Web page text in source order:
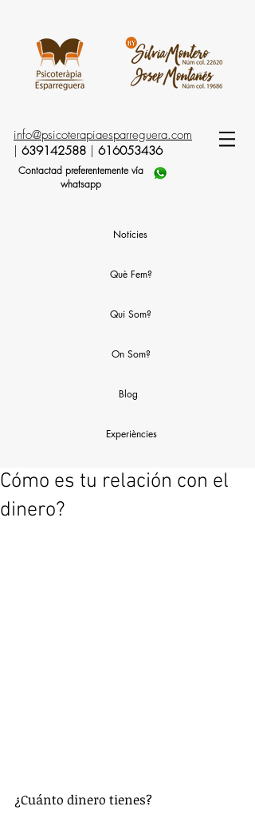
info@psicoterapiaesparreguera.com
639142588 616053436
Contactad preferentemente vía
whatsapp
Notícies
Què Fem?
Qui Som?
On Som?
Blog
Experiències
Cómo es tu relación con el
dinero?
¿Cuánto dinero tienes?